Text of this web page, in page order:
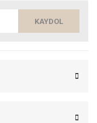
KAYDOL